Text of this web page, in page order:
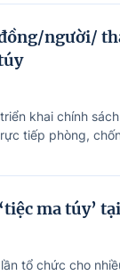
người/
khai chính
tiếp phòng,
ma túy’
tổ chức cho